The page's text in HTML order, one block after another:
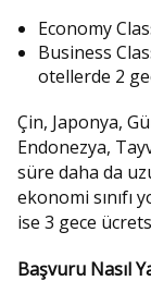
Economy
Business
otellerde 2
Çin, Japonya,
Endonezya,
süre daha da
ekonomi sınıfı
ise 3 gece
Başvuru Nasıl